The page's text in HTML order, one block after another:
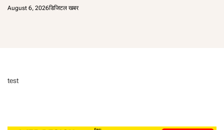
August 6, 2026डिजिटल खबर
test